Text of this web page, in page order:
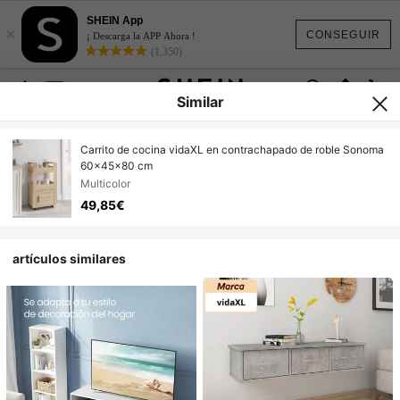
CONSEGUIR
×
SHEIN App
¡ Descarga la APP Ahora !
(1,350)
Similar
Carrito de cocina vidaXL en contrachapado de roble Sonoma
60x45x80 cm
Multicolor
49,85€
artículos similares